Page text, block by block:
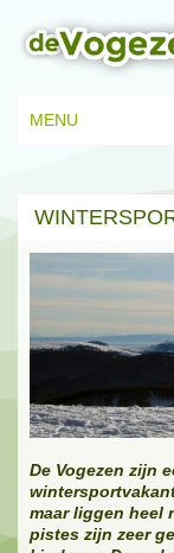
MENU
De Vogezen zijn
maar liggen heel
pistes zijn zeer